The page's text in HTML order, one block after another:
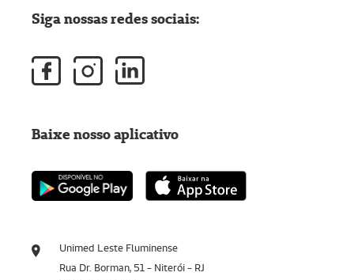
Unimed Leste Fluminense
Rua Dr. Borman, 51 - Niterói - RJ
Siga nossas redes sociais:
Baixe nosso aplicativo